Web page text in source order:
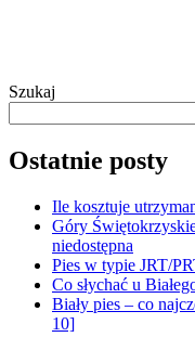
Szukaj
Ostatnie posty
Ile kosztuje
Góry
niedostępna
Pies w typie JRT/
Co słychać u
Biały pies – co
10]